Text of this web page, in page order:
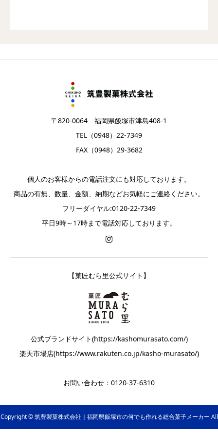
〒820-0064 福岡県飯塚市津島408-1
TEL（0948）22-7349
FAX（0948）29-3682
個人のお客様からの電話注文にも対応しております。
商品の有無、数量、金額、納期などお気軽にご連絡ください。
フリーダイヤル:0120-22-7349
平日9時～17時まで電話対応しております。
【菓匠むら里公式サイト】
公式ブランドサイト(https://kashomurasato.com/)
楽天市場店(https://www.rakuten.co.jp/kasho-murasato/)
お問い合わせ：0120-37-6310
Copyright © 筑豊製菓株式会社｜福岡県飯塚市の何でも作れる総合菓子メーカー All